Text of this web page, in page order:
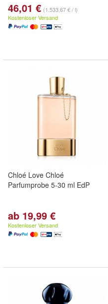
46,01 € (1.533,67 € / l)
Kostenloser Versand
Chloé Love Chloé
Parfumprobe 5-30 ml EdP
ab 19,99 €
Kostenloser Versand